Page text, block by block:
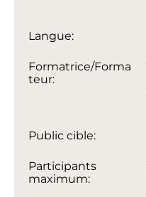
Langue:
Formatrice/Forma
teur:
Public cible:
Participants
maximum: